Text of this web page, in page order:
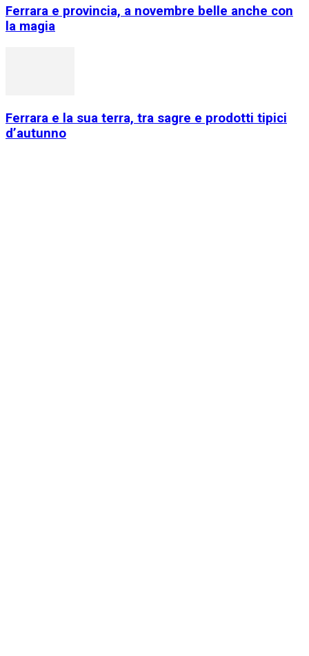
Ferrara e provincia, a novembre belle anche con
la magia
Ferrara e la sua terra, tra sagre e prodotti tipici
d’autunno